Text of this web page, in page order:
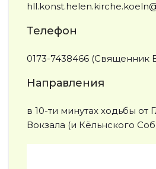
Телефон
0173-7438466 (Священник
Направления
в 10-ти минутах ходьбы от
Вокзала (и Кёльнского